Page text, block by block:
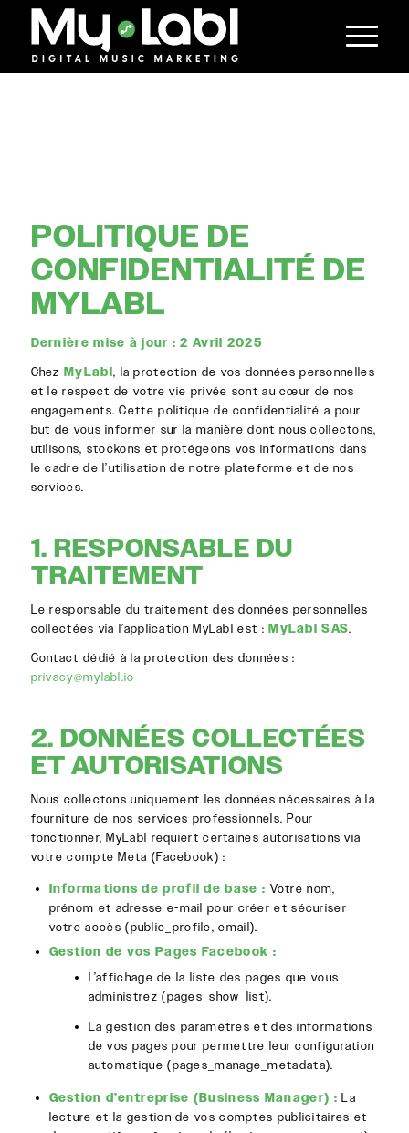
POLITIQUE DE
CONFIDENTIALITÉ DE
MYLABL
Dernière mise à jour : 2 Avril 2025
Chez MyLabl , la protection de vos données personnelles
et le respect de votre vie privée sont au cœur de nos
engagements. Cette politique de confidentialité a pour
but de vous informer sur la manière dont nous collectons,
utilisons, stockons et protégeons vos informations dans
le cadre de l’utilisation de notre plateforme et de nos
services.
1. RESPONSABLE DU
TRAITEMENT
Le responsable du traitement des données personnelles
collectées via l’application MyLabl est : MyLabl SAS.
Contact dédié à la protection des données :
privacy@mylabl.io
2. DONNÉES COLLECTÉES
ET AUTORISATIONS
Nous collectons uniquement les données nécessaires à la
fourniture de nos services professionnels. Pour
fonctionner, MyLabl requiert certaines autorisations via
votre compte Meta (Facebook) :
Informations de profil de base : Votre nom,
prénom et adresse e-mail pour créer et sécuriser
votre accès (public_profile,email ).
Gestion de vos Pages Facebook :
L’affichage de la liste des pages que vous
administrez (pages_show_list).
La gestion des paramètres et des informations
de vos pages pour permettre leur configuration
automatique (pages_manage_metadata).
Gestion d’entreprise (Business Manager) : La
lecture et la gestion de vos comptes publicitaires et